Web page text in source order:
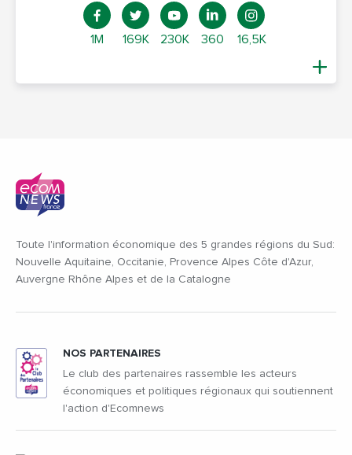
1M 169K 230K 360 16,5K
Toute l'information économique des 5 grandes régions du Sud:
Nouvelle Aquitaine, Occitanie, Provence Alpes Côte d'Azur,
Auvergne Rhône Alpes et de la Catalogne
NOS PARTENAIRES
Le club des partenaires rassemble les acteurs
économiques et politiques régionaux qui soutiennent
l'action d'Ecomnews